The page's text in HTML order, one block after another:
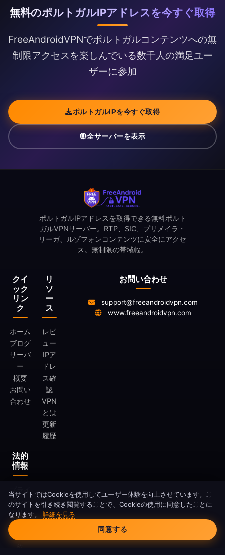
無料のポルトガルIPアドレスを今すぐ取得
FreeAndroidVPNでポルトガルコンテンツへの無
制限アクセスを楽しんでいる数千人の満足ユー
ザーに参加
ポルトガルIPを今すぐ取得
全サーバーを表示
クイ
ック
リン
ク
ホーム
ブログ
サーバ
ー
概要
お問い
合わせ
リ
ソ
ー
ス
レビ
ュー
IPア
ドレ
ス確
認
VPN
とは
更新
履歴
法的
情報
プライ
バシー
ポリシ
利用規
約
ポルトガルIPアドレスを取得できる無料ポルト
ガルVPNサーバー。RTP、SIC、プリメイラ・
リーガ、ルゾフォンコンテンツに安全にアクセ
ス。無制限の帯域幅。
お問い合わせ
support@freeandroidvpn.com
www.freeandroidvpn.com
Cookieの同意
当サイトではCookieを使用してユーザー体験を向上させています。こ
のサイトを引き続き閲覧することで、Cookieの使用に同意したことに
なります。 詳細を見る
同意する